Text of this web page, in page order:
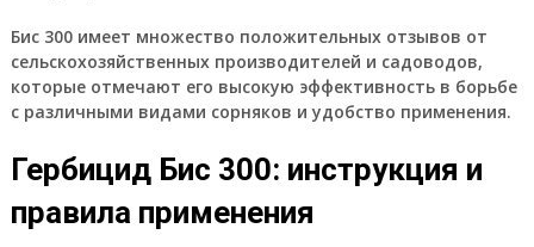
Бис 300 имеет множество положительных отзывов от
сельскохозяйственных производителей и садоводов,
которые отмечают его высокую эффективность в борьбе
с различными видами сорняков и удобство применения.
Гербицид Бис 300: инструкция и
правила применения